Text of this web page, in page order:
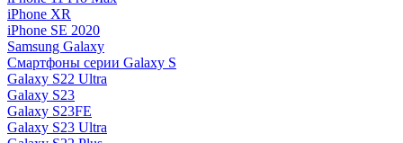
iPhone XR
iPhone SE 2020
Samsung Galaxy
Смартфоны серии Galaxy S
Galaxy S22 Ultra
Galaxy S23
Galaxy S23FE
Galaxy S23 Ultra